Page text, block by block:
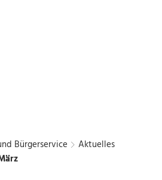
Bürgerservice
Aktuelles